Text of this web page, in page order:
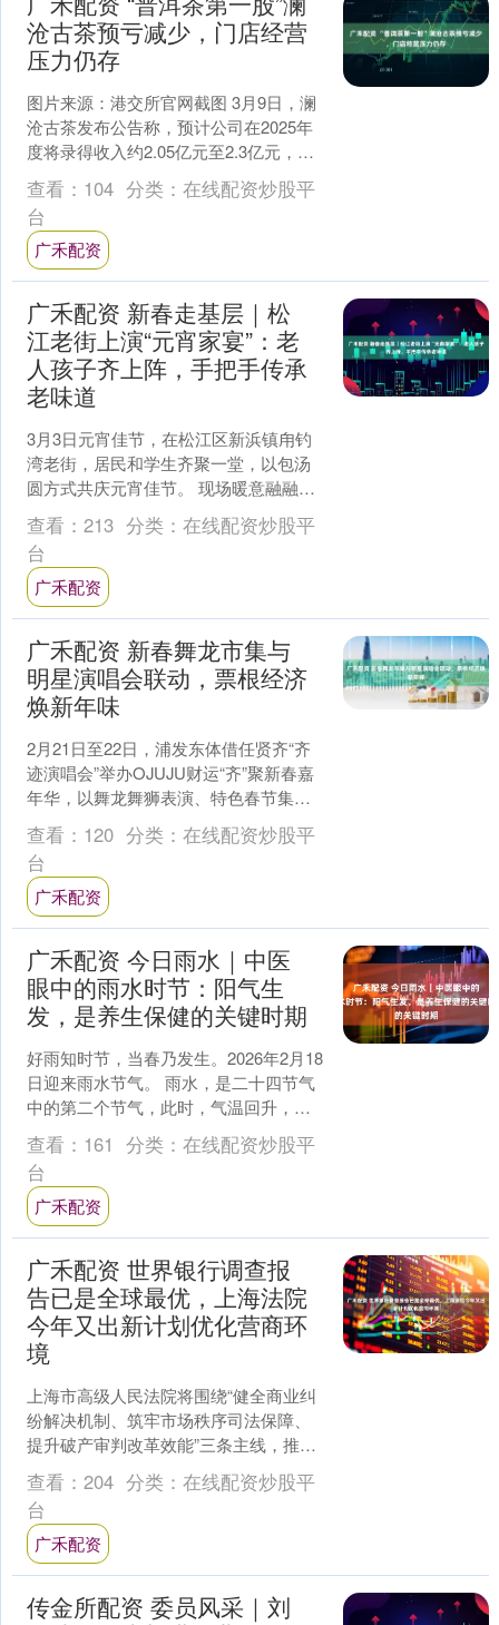
沧古茶预亏减少，门店经营
压力仍存
图片来源：港交所官网截图 3月9日，澜
沧古茶发布公告称，预计公司在2025年
度将录得收入约2.05亿元至2.3亿元，较
2024年度的收入3.61亿元减少约36.....
查看： 104 分类： 在线配资炒股平
台
广禾配资
广禾配资 新春走基层｜松
江老街上演“元宵家宴”：老
人孩子齐上阵，手把手传承
老味道
3月3日元宵佳节，在松江区新浜镇甪钓
湾老街，居民和学生齐聚一堂，以包汤
圆方式共庆元宵佳节。 现场暖意融融，
老人手把手教孩子揉面，邻里分工协
作，一个个饱满的汤圆在....
查看： 213 分类： 在线配资炒股平
台
广禾配资
广禾配资 新春舞龙市集与
明星演唱会联动，票根经济
焕新年味
2月21日至22日，浦发东体借任贤齐“齐
迹演唱会”举办OJUJU财运“齐”聚新春嘉
年华，以舞龙舞狮表演、特色春节集市
为载体，创新发展票根经济，激活演艺
文化消费活....
查看： 120 分类： 在线配资炒股平
台
广禾配资
广禾配资 今日雨水｜中医
眼中的雨水时节：阳气生
发，是养生保健的关键时期
好雨知时节，当春乃发生。2026年2月18
日迎来雨水节气。 雨水，是二十四节气
中的第二个节气，此时，气温回升，冰
雪融化，降水增多，万物开始萌动，展
现出一派生机勃....
查看： 161 分类： 在线配资炒股平
台
广禾配资
广禾配资 世界银行调查报
告已是全球最优，上海法院
今年又出新计划优化营商环
境
上海市高级人民法院将围绕“健全商业纠
纷解决机制、筑牢市场秩序司法保障、
提升破产审判改革效能”三条主线，推出
法治化营商环境建设17项举措、53项具
体任务。这是今天....
查看： 204 分类： 在线配资炒股平
台
广禾配资
传金所配资 委员风采｜刘